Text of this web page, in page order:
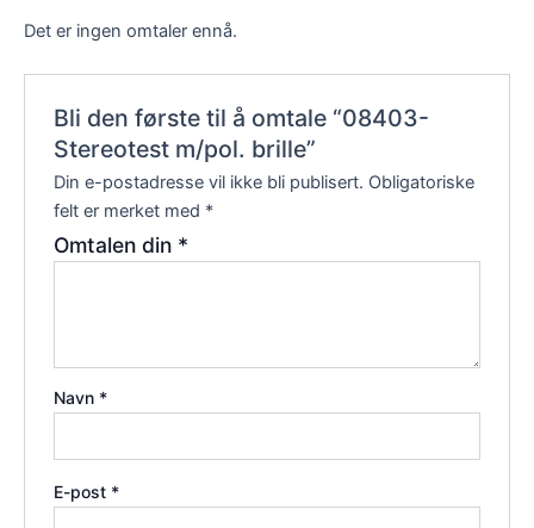
Det er ingen omtaler ennå.
Bli den første til å omtale “08403-
Stereotest m/pol. brille”
Din e-postadresse vil ikke bli publisert. Obligatoriske
felt er merket med *
Omtalen din *
Navn *
E-post *